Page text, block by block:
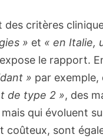
des critères
» et « en Italie,
le rapport.
» par exemple,
de type 2 », des
qui évoluent
sont